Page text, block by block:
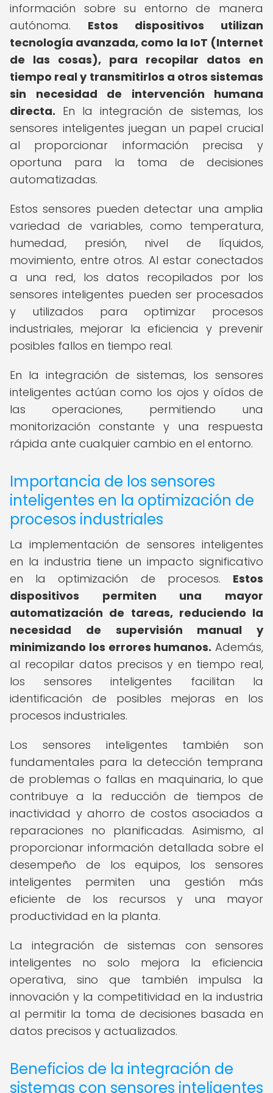
información sobre su entorno de manera
autónoma. Estos dispositivos utilizan
tecnología avanzada, como la IoT (Internet
de las cosas), para recopilar datos en
tiempo real y transmitirlos a otros sistemas
sin necesidad de intervención humana
directa. En la integración de sistemas, los
sensores inteligentes juegan un papel crucial
al proporcionar información precisa y
oportuna para la toma de decisiones
automatizadas.
Estos sensores pueden detectar una amplia
variedad de variables, como temperatura,
humedad, presión, nivel de líquidos,
movimiento, entre otros. Al estar conectados
a una red, los datos recopilados por los
sensores inteligentes pueden ser procesados
y utilizados para optimizar procesos
industriales, mejorar la eficiencia y prevenir
posibles fallos en tiempo real.
En la integración de sistemas, los sensores
inteligentes actúan como los ojos y oídos de
las operaciones, permitiendo una
monitorización constante y una respuesta
rápida ante cualquier cambio en el entorno.
Importancia de los sensores
inteligentes en la optimización de
procesos industriales
La implementación de sensores inteligentes
en la industria tiene un impacto significativo
en la optimización de procesos. Estos
dispositivos permiten una mayor
automatización de tareas, reduciendo la
necesidad de supervisión manual y
minimizando los errores humanos. Además,
al recopilar datos precisos y en tiempo real,
los sensores inteligentes facilitan la
identificación de posibles mejoras en los
procesos industriales.
Los sensores inteligentes también son
fundamentales para la detección temprana
de problemas o fallas en maquinaria, lo que
contribuye a la reducción de tiempos de
inactividad y ahorro de costos asociados a
reparaciones no planificadas. Asimismo, al
proporcionar información detallada sobre el
desempeño de los equipos, los sensores
inteligentes permiten una gestión más
eficiente de los recursos y una mayor
productividad en la planta.
La integración de sistemas con sensores
inteligentes no solo mejora la eficiencia
operativa, sino que también impulsa la
innovación y la competitividad en la industria
al permitir la toma de decisiones basada en
datos precisos y actualizados.
Beneficios de la integración de
sistemas con sensores inteligentes